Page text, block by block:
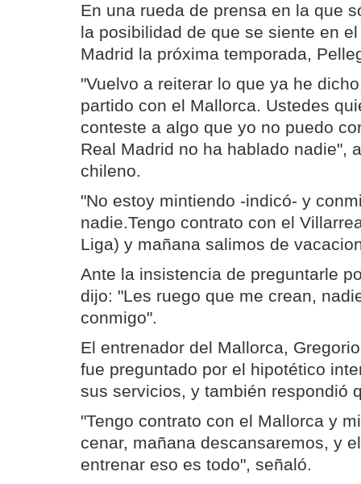
En una rueda de prensa en la que
la posibilidad de que se siente en
Madrid la próxima temporada,
"Vuelvo a reiterar lo que ya he
partido con el Mallorca. Ustedes
conteste a algo que yo no puedo
Real Madrid no ha hablado nadie",
chileno.
"No estoy mintiendo -indicó- y
nadie.Tengo contrato con el
Liga) y mañana salimos de
Ante la insistencia de preguntarle
dijo: "Les ruego que me crean,
conmigo".
El entrenador del Mallorca,
fue preguntado por el hipotético
sus servicios, y también respondió
"Tengo contrato con el Mallorca y
cenar, mañana descansaremos, y
entrenar eso es todo", señaló.